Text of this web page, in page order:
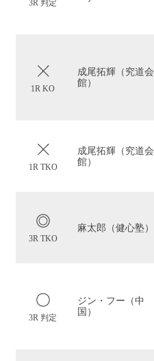
3R 判定
1R KO
成尾拓輝（究道会
館）
1R TKO
成尾拓輝（究道会
館）
3R TKO
麻太郎（健心塾）
3R 判定
ジン・フー（中
国）